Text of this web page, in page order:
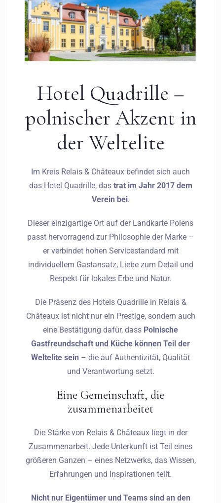
Hotel Quadrille –
polnischer Akzent in
der Weltelite
Im Kreis Relais & Châteaux befindet sich auch
das Hotel Quadrille, das trat im Jahr 2017 dem
Verein bei.
Dieser einzigartige Ort auf der Landkarte Polens
passt hervorragend zur Philosophie der Marke –
er verbindet hohen Servicestandard mit
individuellem Gastansatz, Liebe zum Detail und
Respekt für lokales Erbe und Natur.
Die Präsenz des Hotels Quadrille in Relais &
Châteaux ist nicht nur ein Prestige, sondern auch
eine Bestätigung dafür, dass Polnische
Gastfreundschaft und Küche können Teil der
Weltelite sein – die auf Authentizität, Qualität
und Verantwortung setzt.
Eine Gemeinschaft, die
zusammenarbeitet
Die Stärke von Relais & Châteaux liegt in der
Zusammenarbeit. Jede Unterkunft ist Teil eines
größeren Ganzen – eines Netzwerks, das Wissen,
Erfahrungen und Inspirationen teilt.
Nicht nur Eigentümer und Teams sind an den
1 0
SUCHE